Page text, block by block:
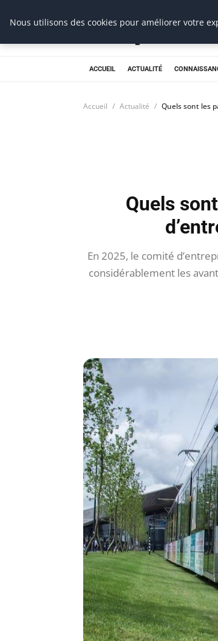
ACCUEIL ACTUALITÉ
Accueil Actualité Quels sont les
Quels
En 2025, le comité
considérablement les
Nous utilisons des cookies pour améliorer votre